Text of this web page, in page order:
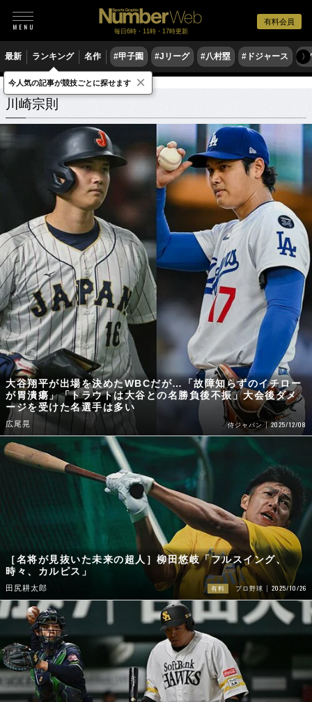
有料会員
毎日6時・11時・17時更新
最新 ランキング 名作 #甲子園 #Jリーグ #八村塁 #ドジャース #
〉
川崎宗則 関連記事
川崎宗則
大谷翔平が出場を決めたWBCだが…「故障知らずのイチロー
が胃潰瘍」「トラウトは大谷との名勝負後不振」大会後ダメ
ージを受けた名選手は多い
広尾晃 侍ジャパン 2025/12/08
［名将が見抜いた未来の超人］柳田悠岐「フルスイング、
時々、カルピス」
田尻耕太郎 有料 プロ野球 2025/10/26
今人気の記事が競技ごとに探せます ×